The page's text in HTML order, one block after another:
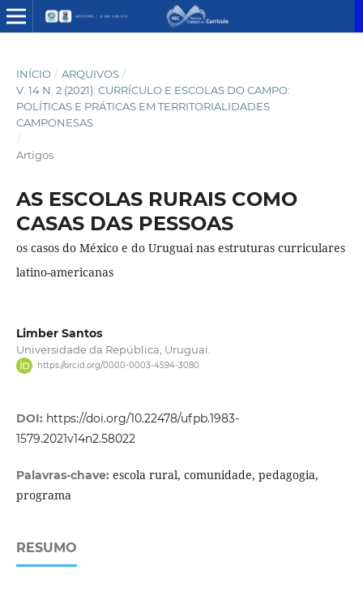
INÍCIO / ARQUIVOS /
V. 14 N. 2 (2021): CURRÍCULO E ESCOLAS DO CAMPO:
POLÍTICAS E PRÁTICAS EM TERRITORIALIDADES
CAMPONESAS
/
Artigos
AS ESCOLAS RURAIS COMO
CASAS DAS PESSOAS
os casos do México e do Uruguai nas estruturas curriculares
latino-americanas
Limber Santos
Universidade da República, Uruguai.
https://orcid.org/0000-0003-4594-3080
DOI: https://doi.org/10.22478/ufpb.1983-
1579.2021v14n2.58022
Palavras-chave: escola rural, comunidade, pedagogia,
programa
RESUMO